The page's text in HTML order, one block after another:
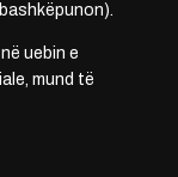
uebin e
mund të